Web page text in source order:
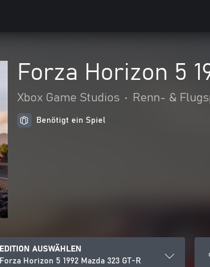
Forza Horizon 5
Xbox Game Studios • Renn- &
Benötigt ein Spiel
EDITION AUSWÄHLEN
Forza Horizon 5 1992 Mazda 323 GT-R